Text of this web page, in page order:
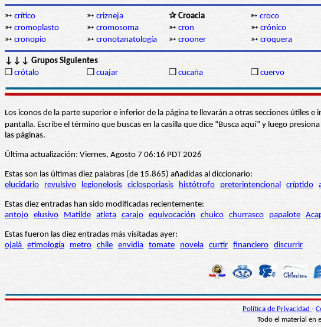
➳ crítico ➳ crizneja ✰ Croacia ➳ croco
➳ cromoplasto ➳ cromosoma ➳ cron ➳ crónico
➳ cronopio ➳ cronotanatología ➳ crooner ➳ croquera
↓↓↓ Grupos Siguientes
❒ crótalo ❒ cuajar ❒ cucaña ❒ cuervo
Los iconos de la parte superior e inferior de la página te llevarán a otras secciones útiles
pantalla. Escribe el término que buscas en la casilla que dice “Busca aquí” y luego
las páginas.
Última actualización: Viernes, Agosto 7 06:16 PDT 2026
Estas son las últimas diez palabras (de 15.865) añadidas al diccionario:
elucidario
revulsivo legionelosis ciclosporiasis histótrofo preterintencional críptido
Estas diez entradas han sido modificadas recientemente:
antojo elusivo Matilde atleta carajo equivocación chuico churrasco papalote
Estas fueron las diez entradas más visitadas ayer:
ojalá etimología metro chile envidia tomate novela curtir financiero discurrir
Política de Privacidad -
Todo el material en